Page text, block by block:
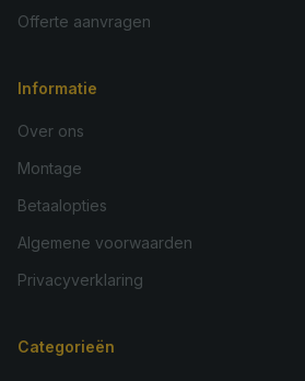
Offerte aanvragen
Informatie
Over ons
Montage
Betaalopties
Algemene voorwaarden
Privacyverklaring
Categorieën